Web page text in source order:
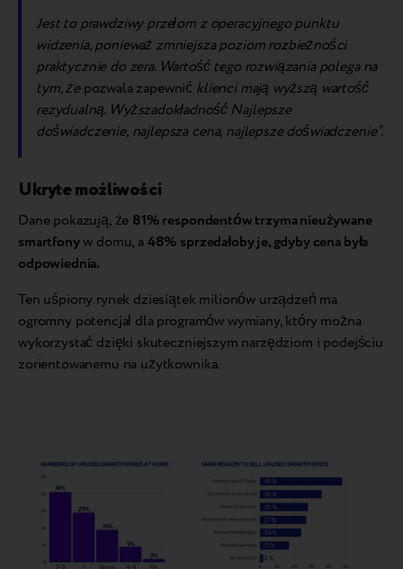
Jest to prawdziwy przełom z operacyjnego punktu
widzenia, ponieważ zmniejsza poziom rozbieżności
praktycznie do zera. Wartość tego rozwiązania polega na
tym, żepozwala zapewnić klienci mają wyższą wartość
rezydualną. Wyższadokładność Najlepsze
doświadczenie, najlepsza cena, najlepsze doświadczenie”.
Ukryte możliwości
Dane pokazują, że 81% respondentów trzyma nieużywane
smartfonyw domu, a 48% sprzedałoby je, gdyby cena była
odpowiednia.
Ten uśpiony rynek dziesiątek milionów urządzeń ma
ogromny potencjał dla programów wymiany, który można
wykorzystać dzięki skuteczniejszym narzędziom i podejściu
zorientowanemu na użytkownika.